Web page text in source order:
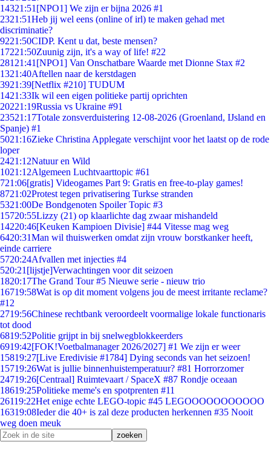
14321:51 [NPO1] We zijn er bijna 2026 #1
2321:51Heb jij wel eens (online of irl) te maken gehad met
discriminatie?
9221:50CIDP. Kent u dat, beste mensen?
17221:50Zuunig zijn, it's a way of life! #22
281 21:41 [NPO1] Van Onschatbare Waarde met Dionne Stax #2
1321:40Aftellen naar de kerstdagen
3921:39[Netflix #210] TUDUM
1421:33Ik wil een eigen politieke partij oprichten
20221:19Russia vs Ukraine #91
23521:17Totale zonsverduistering 12-08-2026 (Groenland, IJsland en
Spanje) #1
5021:16Zieke Christina Applegate verschijnt voor het laatst op de rode
loper
2421:12Natuur en Wild
1021:12Algemeen Luchtvaarttopic #61
721:06[gratis] Videogames Part 9: Gratis en free-to-play games!
8721:02Protest tegen privatisering Turkse stranden
5321:00De Bondgenoten Spoiler Topic #3
15720:55Lizzy (21) op klaarlichte dag zwaar mishandeld
14220:46[Keuken Kampioen Divisie] #44 Vitesse mag weg
6420:31Man wil thuiswerken omdat zijn vrouw borstkanker heeft,
einde carriere
5720:24Afvallen met injecties #4
520:21 [lijstje]Verwachtingen voor dit seizoen
1820:17The Grand Tour #5 Nieuwe serie - nieuw trio
16719:58Wat is op dit moment volgens jou de meest irritante reclame?
#12
2719:56Chinese rechtbank veroordeelt voormalige lokale functionaris
tot dood
6819:52Politie grijpt in bij snelwegblokkeerders
6919:42[FOK!Voetbalmanager 2026/2027] #1 We zijn er weer
15819:27[Live Eredivisie #1784] Dying seconds van het seizoen!
15719:26Wat is jullie binnenhuistemperatuur? #81 Horrorzomer
24719:26[Centraal] Ruimtevaart / SpaceX #87 Rondje oceaan
18619:25Politieke meme's en spotprenten #11
26119:22Het enige echte LEGO-topic #45 LEGOOOOOOOOOOO
16319:08Ieder die 40+ is zal deze producten herkennen #35 Nooit
weg doen meuk